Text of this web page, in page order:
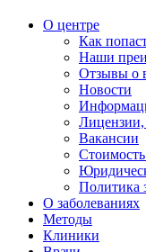
О центре
Как
Наши
Отзывы о
Новости
Лицензии,
Вакансии
Политика
О заболеваниях
Методы
Клиники